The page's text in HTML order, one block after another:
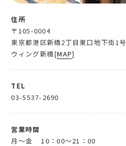
住所
〒105-0004
東京都港区新橋2丁目東口地下街1号
ウィング新橋[MAP]
TEL
03-5537-2690
営業時間
月～金
10：00～21：00